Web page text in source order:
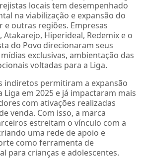
locais tem desempenhado
na viabilização e expansão do
e outras regiões. Empresas
Atakarejo, Hiperideal, Redemix e o
do Povo direcionaram seus
exclusivas, ambientação das
voltadas para a Liga.
indiretos permitiram a expansão
em 2025 e já impactaram mais
com ativações realizadas
venda. Com isso, a marca
estreitam o vínculo com a
uma rede de apoio e
como ferramenta de
para crianças e adolescentes.